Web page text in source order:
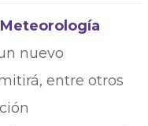
nuevo
entre otros